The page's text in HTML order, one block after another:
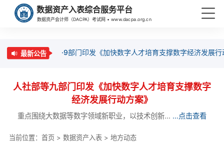
数据资产入表综合服务平台
数据资产会计师（DACPA）考试网 • www.dacpa.org.cn
最新公告 ·9部门印发《加快数字人才培育支撑数字经济发展
人社部等九部门印发《加快数字人才培育支撑数字
经济发展行动方案》
重点围绕大数据等数字领域新职业，以技术创新... ...点击查看
当前位置： 首页> 数据资产入表> 地方动态